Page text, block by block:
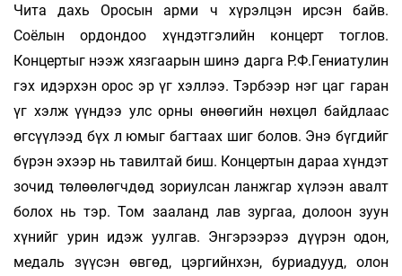
Чита дахь Оросын арми ч хүрэлцэн ирсэн байв.
Соёлын ордондоо хүндэтгэлийн концерт тоглов.
Концертыг нээж хязгаарын шинэ дарга Р.Ф.Гениатулин
гэх идэрхэн орос эр үг хэллээ. Тэрбээр нэг цаг гаран
үг хэлж үүндээ улс орны өнөөгийн нөхцөл байдлаас
өгсүүлээд бүх л юмыг багтаах шиг болов. Энэ бүгдийг
бүрэн эхээр нь тавилтай биш. Концертын дараа хүндэт
зочид төлөөлөгчдөд зориулсан ланжгар хүлээн авалт
болох нь тэр. Том зааланд лав зургаа, долоон зуун
хүнийг урин идэж уулгав. Энгэрээрээ дүүрэн одон,
медаль зүүсэн өвгөд, цэргийнхэн, буриадууд, олон